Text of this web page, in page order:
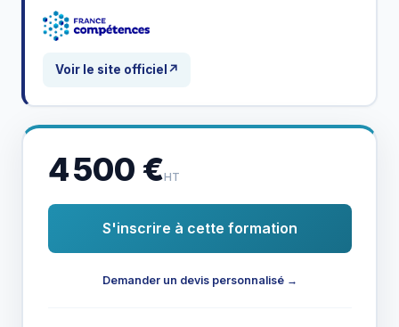
Voir le site officiel ↗
4 500 €HT
S'inscrire à cette formation
Demander un devis personnalisé →